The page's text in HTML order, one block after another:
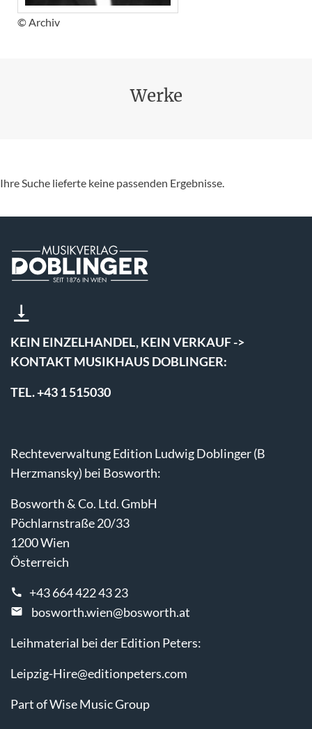
© Archiv
Werke
Ihre Suche lieferte keine passenden Ergebnisse.
KEIN EINZELHANDEL, KEIN VERKAUF ->
KONTAKT MUSIKHAUS DOBLINGER:
TEL. +43 1 515030
Rechteverwaltung Edition Ludwig Doblinger (B
Herzmansky) bei Bosworth:
Bosworth & Co. Ltd. GmbH
Pöchlarnstraße 20/33
1200 Wien
Österreich
+43 664 422 43 23
bosworth.wien@bosworth.at
Leihmaterial bei der Edition Peters:
Leipzig-Hire@editionpeters.com
Part of Wise Music Group